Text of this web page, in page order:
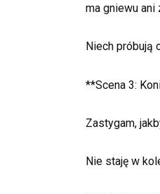
ma gniewu ani
Niech próbują
**Scena 3:
Zastygam,
Nie staję w